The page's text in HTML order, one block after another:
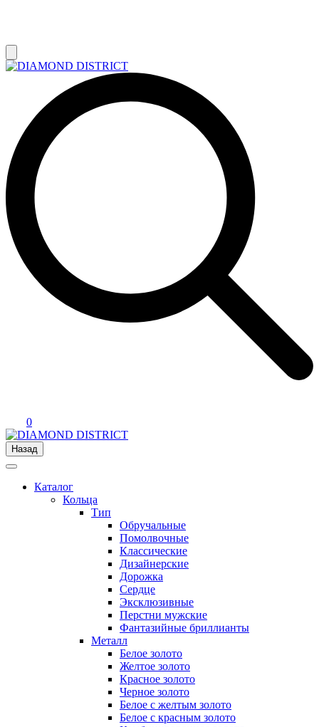
0
Назад
Каталог
Кольца
Тип
Обручальные
Помолвочные
Классические
Дизайнерские
Дорожка
Сердце
Эксклюзивные
Перстни мужские
Фантазийные бриллианты
Металл
Белое золото
Желтое золото
Красное золото
Черное золото
Белое с желтым золото
Белое с красным золото